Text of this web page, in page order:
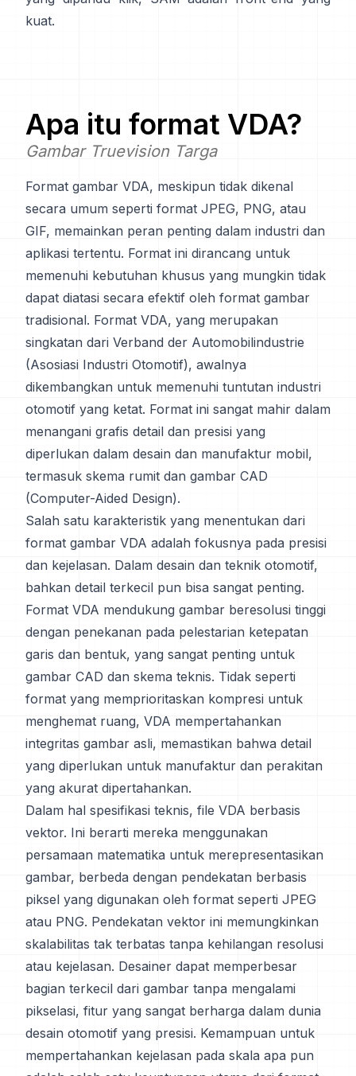
kuat.
Apa itu format VDA?
Gambar Truevision Targa
Format gambar VDA, meskipun tidak dikenal
secara umum seperti format JPEG, PNG, atau
GIF, memainkan peran penting dalam industri dan
aplikasi tertentu. Format ini dirancang untuk
memenuhi kebutuhan khusus yang mungkin tidak
dapat diatasi secara efektif oleh format gambar
tradisional. Format VDA, yang merupakan
singkatan dari Verband der Automobilindustrie
(Asosiasi Industri Otomotif), awalnya
dikembangkan untuk memenuhi tuntutan industri
otomotif yang ketat. Format ini sangat mahir dalam
menangani grafis detail dan presisi yang
diperlukan dalam desain dan manufaktur mobil,
termasuk skema rumit dan gambar CAD
(Computer-Aided Design).
Salah satu karakteristik yang menentukan dari
format gambar VDA adalah fokusnya pada presisi
dan kejelasan. Dalam desain dan teknik otomotif,
bahkan detail terkecil pun bisa sangat penting.
Format VDA mendukung gambar beresolusi tinggi
dengan penekanan pada pelestarian ketepatan
garis dan bentuk, yang sangat penting untuk
gambar CAD dan skema teknis. Tidak seperti
format yang memprioritaskan kompresi untuk
menghemat ruang, VDA mempertahankan
integritas gambar asli, memastikan bahwa detail
yang diperlukan untuk manufaktur dan perakitan
yang akurat dipertahankan.
Dalam hal spesifikasi teknis, file VDA berbasis
vektor. Ini berarti mereka menggunakan
persamaan matematika untuk merepresentasikan
gambar, berbeda dengan pendekatan berbasis
piksel yang digunakan oleh format seperti JPEG
atau PNG. Pendekatan vektor ini memungkinkan
skalabilitas tak terbatas tanpa kehilangan resolusi
atau kejelasan. Desainer dapat memperbesar
bagian terkecil dari gambar tanpa mengalami
pikselasi, fitur yang sangat berharga dalam dunia
desain otomotif yang presisi. Kemampuan untuk
mempertahankan kejelasan pada skala apa pun